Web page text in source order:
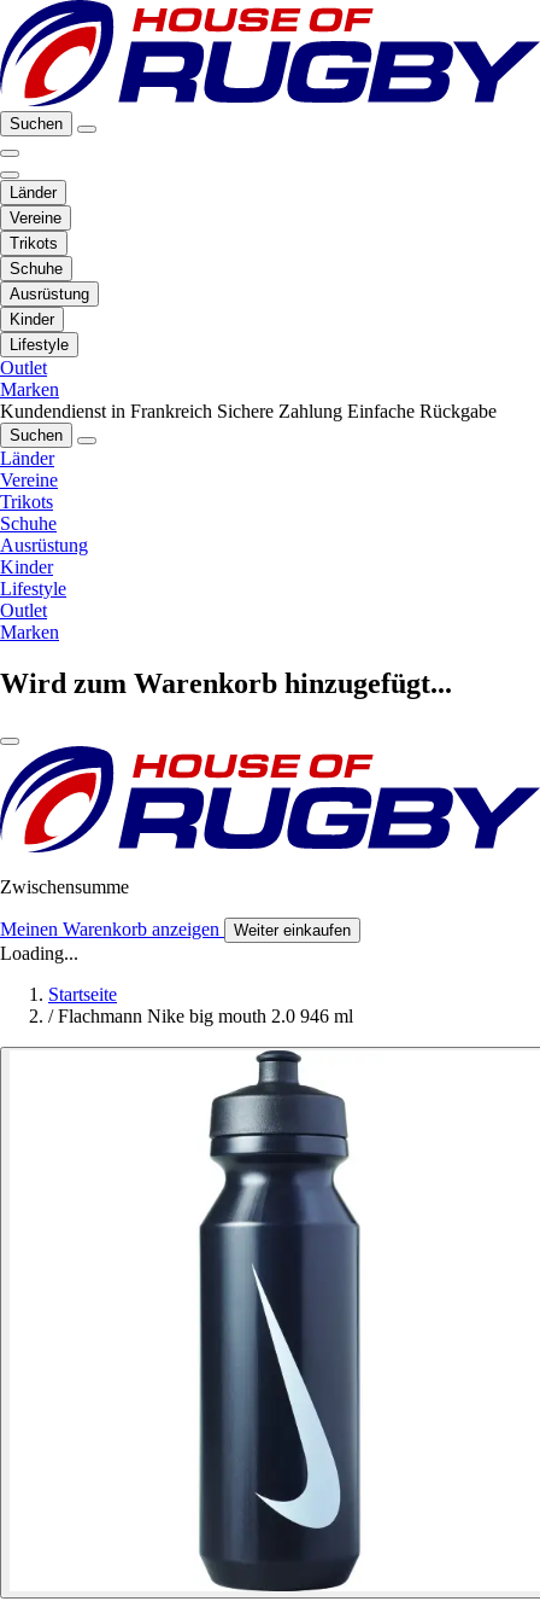
Suchen
Länder
Vereine
Trikots
Schuhe
Ausrüstung
Kinder
Lifestyle
Outlet
Marken
Kundendienst in Frankreich Sichere Zahlung Einfache Rückgabe
Suchen
Länder
Vereine
Trikots
Schuhe
Ausrüstung
Kinder
Lifestyle
Outlet
Marken
Wird zum Warenkorb hinzugefügt...
Zwischensumme
Meinen Warenkorb anzeigen Weiter einkaufen
Loading...
Startseite
/ Flachmann Nike big mouth 2.0 946 ml